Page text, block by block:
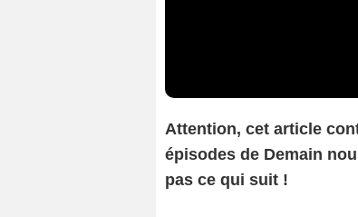
Attention, cet article
épisodes de Demain
pas ce qui suit !